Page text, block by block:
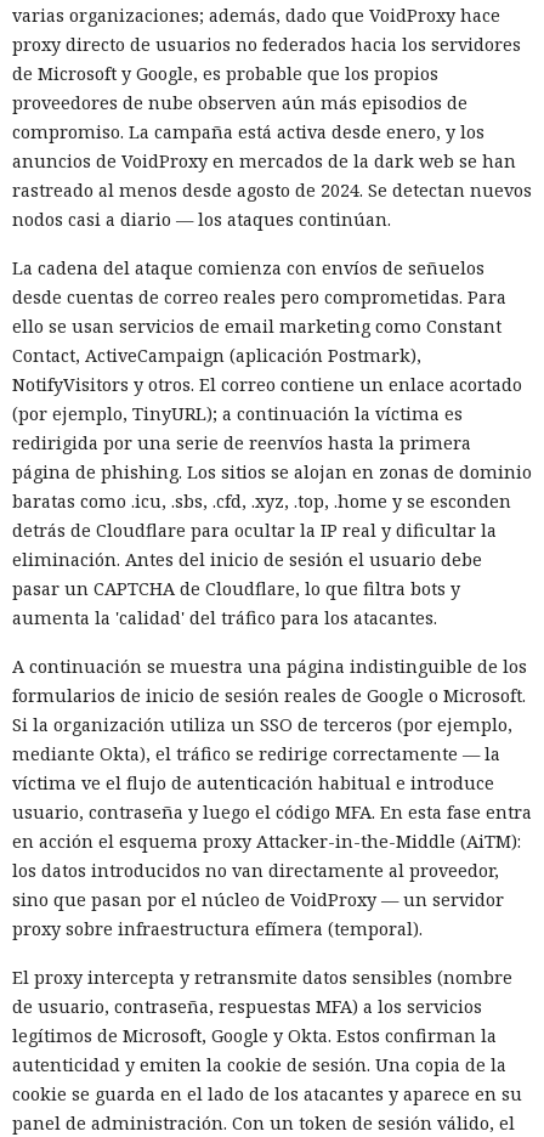
varias organizaciones; además, dado que VoidProxy hace
proxy directo de usuarios no federados hacia los servidores
de Microsoft y Google, es probable que los propios
proveedores de nube observen aún más episodios de
compromiso. La campaña está activa desde enero, y los
anuncios de VoidProxy en mercados de la dark web se han
rastreado al menos desde agosto de 2024. Se detectan nuevos
nodos casi a diario — los ataques continúan.
La cadena del ataque comienza con envíos de señuelos
desde cuentas de correo reales pero comprometidas. Para
ello se usan servicios de email marketing como Constant
Contact, ActiveCampaign (aplicación Postmark),
NotifyVisitors y otros. El correo contiene un enlace acortado
(por ejemplo, TinyURL); a continuación la víctima es
redirigida por una serie de reenvíos hasta la primera
página de phishing. Los sitios se alojan en zonas de dominio
baratas como .icu, .sbs, .cfd, .xyz, .top, .home y se esconden
detrás de Cloudflare para ocultar la IP real y dificultar la
eliminación. Antes del inicio de sesión el usuario debe
pasar un CAPTCHA de Cloudflare, lo que filtra bots y
aumenta la 'calidad' del tráfico para los atacantes.
A continuación se muestra una página indistinguible de los
formularios de inicio de sesión reales de Google o Microsoft.
Si la organización utiliza un SSO de terceros (por ejemplo,
mediante Okta), el tráfico se redirige correctamente — la
víctima ve el flujo de autenticación habitual e introduce
usuario, contraseña y luego el código MFA. En esta fase entra
en acción el esquema proxy Attacker-in-the-Middle (AiTM):
los datos introducidos no van directamente al proveedor,
sino que pasan por el núcleo de VoidProxy — un servidor
proxy sobre infraestructura efímera (temporal).
El proxy intercepta y retransmite datos sensibles (nombre
de usuario, contraseña, respuestas MFA) a los servicios
legítimos de Microsoft, Google y Okta. Estos confirman la
autenticidad y emiten la cookie de sesión. Una copia de la
cookie se guarda en el lado de los atacantes y aparece en su
panel de administración. Con un token de sesión válido, el